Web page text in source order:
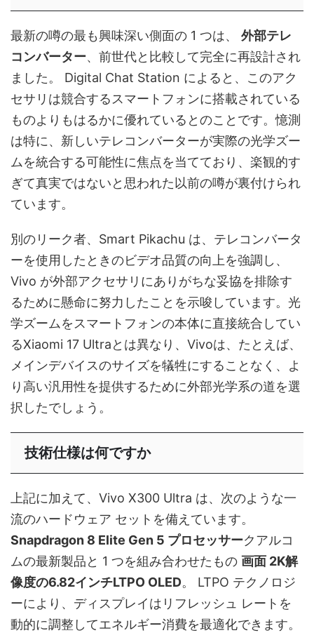
最新の噂の最も興味深い側面の 1 つは、 外部テレ
コンバーター、前世代と比較して完全に再設計され
ました。 Digital Chat Station によると、このアク
セサリは競合するスマートフォンに搭載されている
ものよりもはるかに優れているとのことです。憶測
は特に、新しいテレコンバーターが実際の光学ズー
ムを統合する可能性に焦点を当てており、楽観的す
ぎて真実ではないと思われた以前の噂が裏付けられ
ています。
別のリーク者、Smart Pikachu は、テレコンバータ
ーを使用したときのビデオ品質の向上を強調し、
Vivo が外部アクセサリにありがちな妥協を排除す
るために懸命に努力したことを示唆しています。光
学ズームをスマートフォンの本体に直接統合してい
るXiaomi 17 Ultraとは異なり、Vivoは、たとえば、
メインデバイスのサイズを犠牲にすることなく、よ
り高い汎用性を提供するために外部光学系の道を選
択したでしょう。
技術仕様は何ですか
上記に加えて、Vivo X300 Ultra は、次のような一
流のハードウェア セットを備えています。
Snapdragon 8 Elite Gen 5 プロセッサークアルコ
ムの最新製品と 1 つを組み合わせたもの 画面 2K解
像度の6.82インチLTPO OLED。 LTPO テクノロジ
ーにより、ディスプレイはリフレッシュ レートを
動的に調整してエネルギー消費を最適化できます。